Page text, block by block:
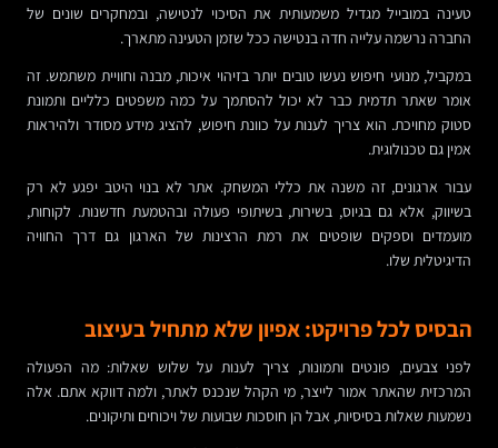
טעינה במובייל מגדיל משמעותית את הסיכוי לנטישה, ובמחקרים שונים של
החברה נרשמה עלייה חדה בנטישה ככל שזמן הטעינה מתארך.
במקביל, מנועי חיפוש נעשו טובים יותר בזיהוי איכות, מבנה וחוויית משתמש. זה
אומר שאתר תדמית כבר לא יכול להסתמך על כמה משפטים כלליים ותמונת
סטוק מחויכת. הוא צריך לענות על כוונת חיפוש, להציג מידע מסודר ולהיראות
אמין גם טכנולוגית.
עבור ארגונים, זה משנה את כללי המשחק. אתר לא בנוי היטב יפגע לא רק
בשיווק, אלא גם בגיוס, בשירות, בשיתופי פעולה ובהטמעת חדשנות. לקוחות,
מועמדים וספקים שופטים את רמת הרצינות של הארגון גם דרך החוויה
הדיגיטלית שלו.
הבסיס לכל פרויקט: אפיון שלא מתחיל בעיצוב
לפני צבעים, פונטים ותמונות, צריך לענות על שלוש שאלות: מה הפעולה
המרכזית שהאתר אמור לייצר, מי הקהל שנכנס לאתר, ולמה דווקא אתם. אלה
נשמעות שאלות בסיסיות, אבל הן חוסכות שבועות של ויכוחים ותיקונים.